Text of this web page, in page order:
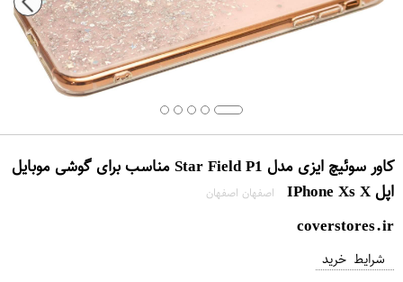
کاور سوئیچ ایزی مدل Star Field P1 مناسب برای گوشی موبایل
اپل IPhone Xs X
اصفهان اصفهان
coverstores.ir
شرایط خرید